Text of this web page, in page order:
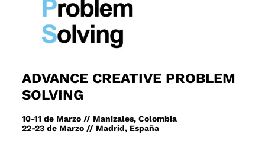
ADVANCE CREATIVE PROBLEM
SOLVING
10-11 de Marzo // Manizales, Colombia
22-23 de Marzo // Madrid, España